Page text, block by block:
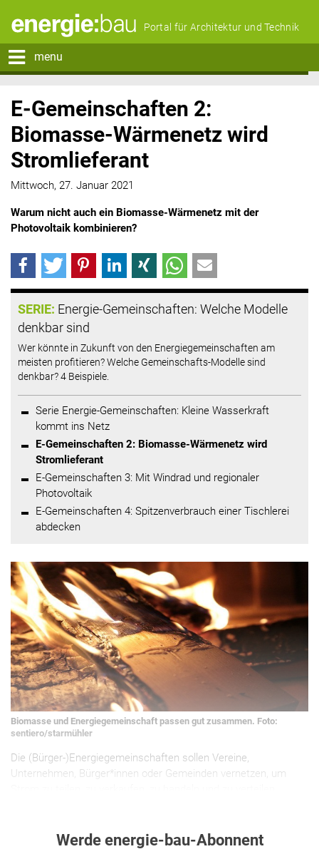
Portal für Architektur und Technik
menu
E-Gemeinschaften 2:
Biomasse-Wärmenetz wird
Stromlieferant
Mittwoch, 27. Januar 2021
Warum nicht auch ein Biomasse-Wärmenetz mit der
Photovoltaik kombinieren?
SERIE: Energie-Gemeinschaften: Welche Modelle
denkbar sind
Wer könnte in Zukunft von den Energiegemeinschaften am
meisten profitieren? Welche Gemeinschafts-Modelle sind
denkbar? 4 Beispiele.
Serie Energie-Gemeinschaften: Kleine Wasserkraft
kommt ins Netz
E-Gemeinschaften 2: Biomasse-Wärmenetz wird
Stromlieferant
E-Gemeinschaften 3: Mit Windrad und regionaler
Photovoltaik
E-Gemeinschaften 4: Spitzenverbrauch einer Tischlerei
abdecken
Biomasse und Energiegemeinschaft passen gut zusammen. Foto:
sentiero/starmühler
Die (Bürger-)Energiegemeinschaften sollen Vereine,
Unternehmen, Bürger*innen oder Gemeinden vernetzen, um
Werde energie-bau-Abonnent